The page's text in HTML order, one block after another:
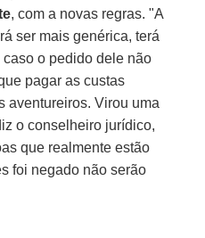
, com a novas regras. "A
ser mais genérica, terá
o pedido dele não
pagar as custas
aventureiros. Virou uma
o conselheiro jurídico,
que realmente estão
foi negado não serão